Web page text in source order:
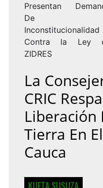
Presentan
De
Inconstitucionalidad
Contra la Ley
ZIDRES
La
CRIC
Liberación
Tierra En
Cauca